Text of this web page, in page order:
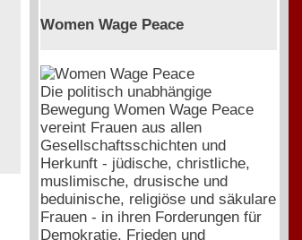
Women Wage Peace
Die politisch unabhängige
Bewegung Women Wage Peace
vereint Frauen aus allen
Gesellschaftsschichten und
Herkunft - jüdische, christliche,
muslimische, drusische und
beduinische, religiöse und säkulare
Frauen - in ihren Forderungen für
Demokratie, Frieden und